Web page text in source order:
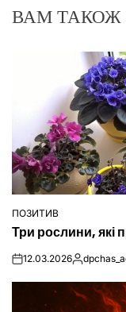
ВАМ
ОПУБЛІКУВАТИ
ПОЗИТИВ
Три рослини, які
on12.03.2026